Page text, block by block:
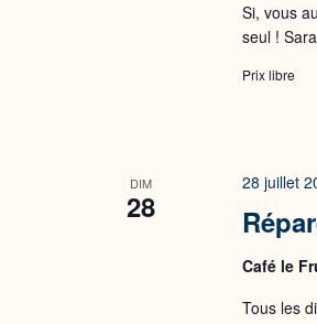
Si, vous
seul !
Prix libre
DIM
28
28 juillet
Café le
Tous les